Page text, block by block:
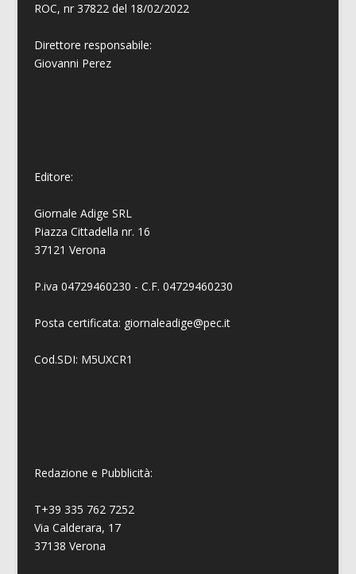
ROC, nr 37822 del 18/02/2022
Direttore responsabile:
Giovanni Perez
Editore:
Giornale Adige SRL
Piazza Cittadella nr. 16
37121 Verona
P.iva 04729460230 - C.F. 04729460230
Posta certificata: giornaleadige@pec.it
Cod.SDI: M5UXCR1
Redazione e Pubblicità:
T+39 335 762 7252
Via Calderara, 17
37138 Verona